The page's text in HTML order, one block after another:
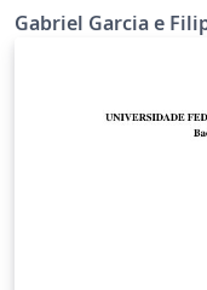
Gabriel Garcia e